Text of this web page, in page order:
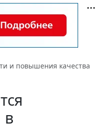
и повышения качества
в